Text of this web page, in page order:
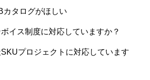
カタログがほしい
イス制度に対応していますか？
プロジェクトに対応しています